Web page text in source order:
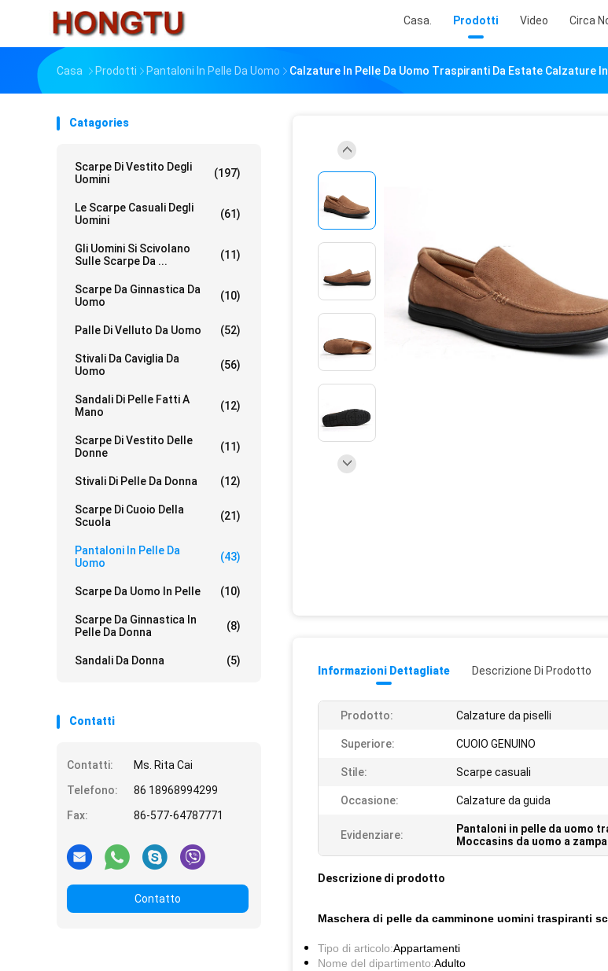
Casa. Prodotti Video Circa
Casa Prodotti Pantaloni In Pelle Da Uomo Calzature In Pelle Da Uomo Traspiranti Da Estate Calzature
Catagories
Scarpe Di Vestito Degli
Uomini
(197)
Le Scarpe Casuali Degli
Uomini
(61)
Gli Uomini Si Scivolano
Sulle Scarpe Da ...
(11)
Scarpe Da Ginnastica Da
Uomo
(10)
Palle Di Velluto Da Uomo (52)
Stivali Da Caviglia Da
Uomo
(56)
Sandali Di Pelle Fatti A
Mano
(12)
Scarpe Di Vestito Delle
Donne
(11)
Stivali Di Pelle Da Donna (12)
Scarpe Di Cuoio Della
Scuola
(21)
Pantaloni In Pelle Da
Uomo
(43)
Scarpe Da Uomo In Pelle (10)
Scarpe Da Ginnastica In
Pelle Da Donna
(8)
Sandali Da Donna (5)
Contatti
Contatti:
Ms. Rita Cai
Telefono:
86 18968994299
Fax:
86-577-64787771
Contatto
Informazioni Dettagliate Descrizione Di Prodotto
Prodotto: Calzature da piselli
Superiore: CUOIO GENUINO
Stile: Scarpe casuali
Occasione: Calzature da guida
Evidenziare: Pantaloni in pelle da uomo
Moccasins da uomo a
Descrizione di prodotto
Maschera di pelle da camminone uomini traspiranti
Tipo di articolo:Appartamenti
Nome del dipartimento:Adulto